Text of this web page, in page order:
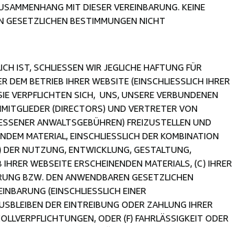
MIT DIESER VEREINBARUNG. KEINE
GESETZLICHEN BESTIMMUNGEN NICHT
IST, SCHLIESSEN WIR JEGLICHE HAFTUNG FÜR
BETRIEB IHRER WEBSITE (EINSCHLIESSLICH IHRER
VERPFLICHTEN SICH, UNS, UNSERE VERBUNDENEN
(DIRECTORS) UND VERTRETER VON
ANWALTSGEBÜHREN) FREIZUSTELLEN UND
MATERIAL, EINSCHLIESSLICH DER KOMBINATION
DER NUTZUNG, ENTWICKLUNG, GESTALTUNG,
WEBSEITE ERSCHEINENDEN MATERIALS, (C) IHRER
BZW. DEN ANWENDBAREN GESETZLICHEN
(EINSCHLIESSLICH EINER
DER EINTREIBUNG ODER ZAHLUNG IHRER
ODER (F) FAHRLÄSSIGKEIT ODER